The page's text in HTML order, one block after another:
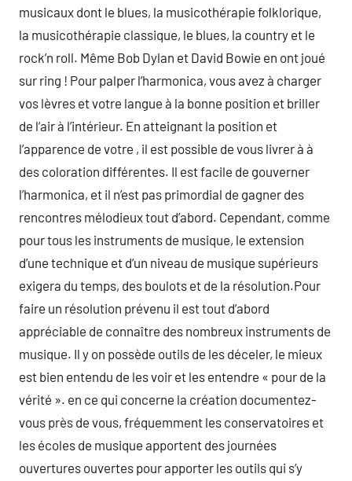
musicaux dont le blues, la musicothérapie folklorique,
la musicothérapie classique, le blues, la country et le
rock’n roll. Même Bob Dylan et David Bowie en ont joué
sur ring ! Pour palper l’harmonica, vous avez à charger
vos lèvres et votre langue à la bonne position et briller
de l’air à l’intérieur. En atteignant la position et
l’apparence de votre , il est possible de vous livrer à à
des coloration différentes. Il est facile de gouverner
l’harmonica, et il n’est pas primordial de gagner des
rencontres mélodieux tout d’abord. Cependant, comme
pour tous les instruments de musique, le extension
d’une technique et d’un niveau de musique supérieurs
exigera du temps, des boulots et de la résolution.Pour
faire un résolution prévenu il est tout d’abord
appréciable de connaître des nombreux instruments de
musique. Il y on possède outils de les déceler, le mieux
est bien entendu de les voir et les entendre « pour de la
vérité ». en ce qui concerne la création documentez-
vous près de vous, fréquemment les conservatoires et
les écoles de musique apportent des journées
ouvertures ouvertes pour apporter les outils qui s’y